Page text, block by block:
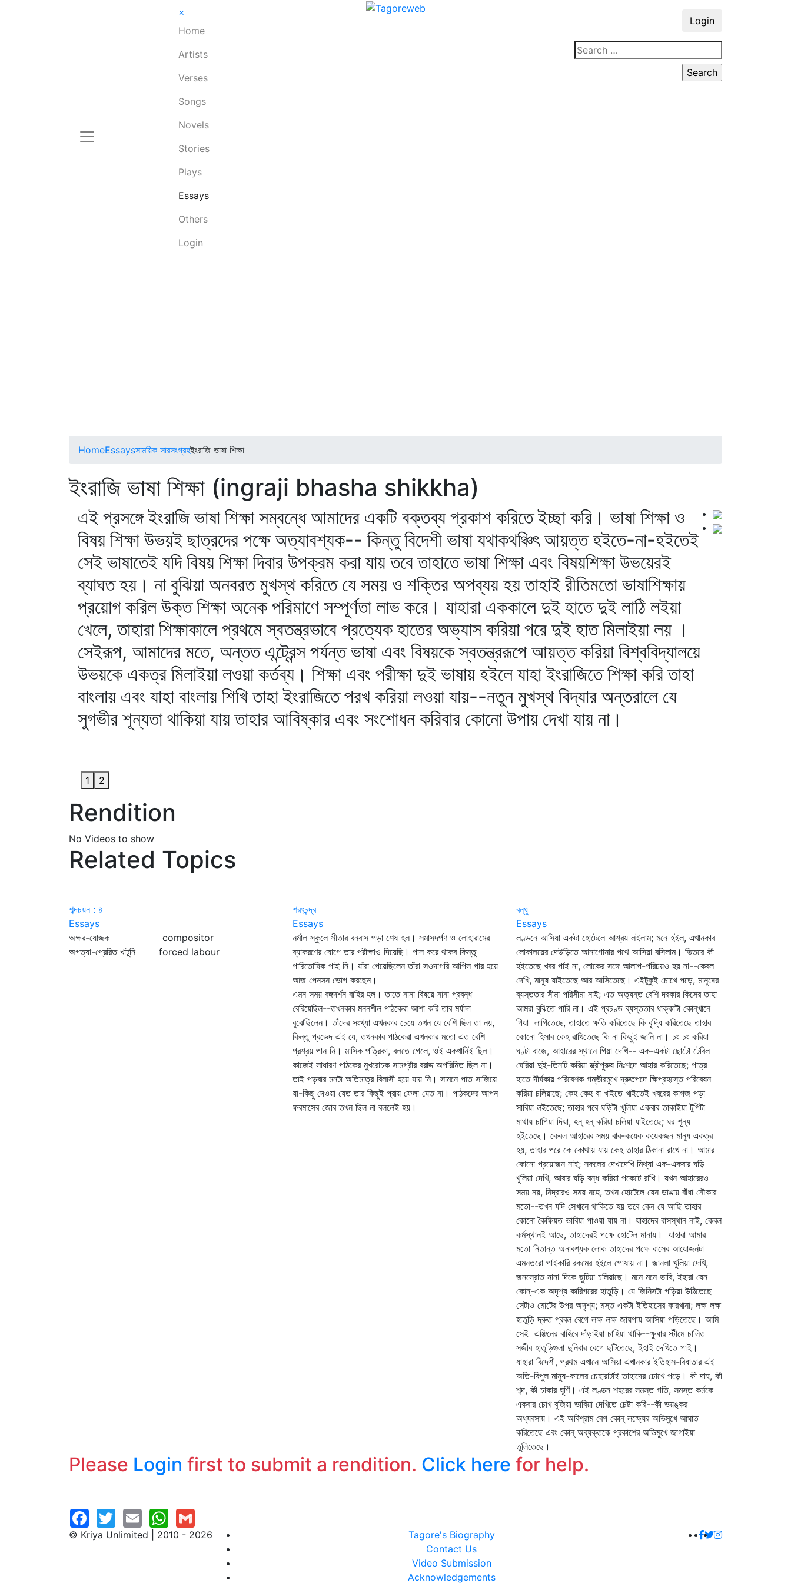
×
Home
Artists
Verses
Songs
Novels
Stories
Plays
Essays
Others
Login
Login
HomeEssaysসাময়িক সারসংগ্রহইংরাজি ভাষা শিক্ষা
ইংরাজি ভাষা শিক্ষা (ingraji bhasha shikkha)
এই প্রসঙ্গে ইংরাজি ভাষা শিক্ষা সম্বন্ধে আমাদের একটি বক্তব্য প্রকাশ করিতে ইচ্ছা করি। ভাষা শিক্ষা ও
বিষয় শিক্ষা উভয়ই ছাত্রদের পক্ষে অত্যাবশ্যক-- কিন্তু বিদেশী ভাষা যথাকথঞ্চিৎ আয়ত্ত হইতে-না-হইতেই
সেই ভাষাতেই যদি বিষয় শিক্ষা দিবার উপক্রম করা যায় তবে তাহাতে ভাষা শিক্ষা এবং বিষয়শিক্ষা উভয়েরই
ব্যাঘত হয়। না বুঝিয়া অনবরত মুখস্থ করিতে যে সময় ও শক্তির অপব্যয় হয় তাহাই রীতিমতো ভাষাশিক্ষায়
প্রয়োগ করিল উক্ত শিক্ষা অনেক পরিমাণে সম্পূর্ণতা লাভ করে। যাহারা এককালে দুই হাতে দুই লাঠি লইয়া
খেলে, তাহারা শিক্ষাকালে প্রথমে স্বতন্ত্রভাবে প্রত্যেক হাতের অভ্যাস করিয়া পরে দুই হাত মিলাইয়া লয় ।
সেইরূপ, আমাদের মতে, অন্তত এন্ট্রেন্স পর্যন্ত ভাষা এবং বিষয়কে স্বতন্ত্ররূপে আয়ত্ত করিয়া বিশ্ববিদ্যালয়ে
উভয়কে একত্র মিলাইয়া লওয়া কর্তব্য। শিক্ষা এবং পরীক্ষা দুই ভাষায় হইলে যাহা ইংরাজিতে শিক্ষা করি তাহা
বাংলায় এবং যাহা বাংলায় শিখি তাহা ইংরাজিতে পরখ করিয়া লওয়া যায়--নতুন মুখস্থ বিদ্যার অন্তরালে যে
সুগভীর শূন্যতা থাকিয়া যায় তাহার আবিষ্কার এবং সংশোধন করিবার কোনো উপায় দেখা যায় না।
1 2
Rendition
No Videos to show
Related Topics
শব্দচয়ন : ৪
Essays
অক্ষর-যোজক compositor
অগত্যা-প্রেরিত খাটুনি forced labour
শরৎচন্দ্র
Essays
নর্মাল স্কুলে সীতার বনবাস পড়া শেষ হল। সমাসদর্পণ ও লোহারামের
ব্যাকরণের যোগে তার পরীক্ষাও দিয়েছি। পাস করে থাকব কিন্তু
পারিতোষিক পাই নি। যাঁরা পেয়েছিলেন তাঁরা সওদাগরি আপিস পার হয়ে
আজ পেনসন ভোগ করছেন।
এমন সময় বঙ্গদর্শন বাহির হল। তাতে নানা বিষয়ে নানা প্রবন্ধ
বেরিয়েছিল--তখনকার মননশীল পাঠকেরা আশা করি তার মর্যাদা
বুঝেছিলেন। তাঁদের সংখ্যা এখনকার চেয়ে তখন যে বেশি ছিল তা নয়,
কিন্তু প্রভেদ এই যে, তখনকার পাঠকেরা এখনকার মতো এত বেশি
প্রশ্রয় পান নি। মাসিক পত্রিকা, বলতে গেলে, ওই একখানিই ছিল।
কাজেই সাধারণ পাঠকের মুখরোচক সামগ্রীর বরাদ্দ অপরিমিত ছিল না।
তাই পড়বার মনটা অতিমাত্র বিলাসী হয়ে যায় নি। সামনে পাত সাজিয়ে
যা-কিছু দেওয়া যেত তার কিছুই প্রায় ফেলা যেত না। পাঠকদের আপন
ফরমাসের জোর তখন ছিল না বললেই হয়।
বন্ধু
Essays
লণ্ডনে আসিয়া একটা হোটেলে আশ্রয় লইলাম; মনে হইল, এখানকার
লোকালয়ের দেউড়িতে আনাগোনার পথে আসিয়া বসিলাম। ভিতরে কী
হইতেছে খবর পাই না, লোকের সঙ্গে আলাপ-পরিচয়ও হয় না--কেবল
দেখি, মানুষ যাইতেছে আর আসিতেছে। এইটুকুই চোখে পড়ে, মানুষের
ব্যস্ততার সীমা পরিসীমা নাই; এত অত্যন্ত বেশি দরকার কিসের তাহা
আমরা বুঝিতে পারি না। এই প্রচণ্ড ব্যস্ততার ধাক্কাটা কোন্‌খানে
গিয়া লাগিতেছে, তাহাতে ক্ষতি করিতেছে কি বৃদ্ধি করিতেছে তাহার
কোনো হিসাব কেহ রাখিতেছে কি না কিছুই জানি না। ঢং ঢং করিয়া
ঘণ্টা বাজে, আহারের স্থানে গিয়া দেখি-- এক-একটা ছোটো টেবিল
ঘেরিয়া দুই-তিনটি করিয়া স্ত্রীপুরুষ নিঃশব্দে আহার করিতেছে; পাত্র
হাতে দীর্ঘকায় পরিবেশক গম্ভীরমুখে দ্রুতপদে ক্ষিপ্রহস্তে পরিবেষন
করিয়া চলিয়াছে; কেহ কেহ বা খাইতে খাইতেই খবরের কাগজ পড়া
সারিয়া লইতেছে; তাহার পরে ঘড়িটা খুলিয়া একবার তাকাইয়া টুপিটা
মাথায় চাপিয়া দিয়া, হন্‌ হন্‌ করিয়া চলিয়া যাইতেছে; ঘর শূন্য
হইতেছে। কেবল আহারের সময় বার-কয়েক কয়েকজন মানুষ একত্র
হয়, তাহার পরে কে কোথায় যায় কেহ তাহার ঠিকানা রাখে না। আমার
কোনো প্রয়োজন নাই; সকলের দেখাদেখি মিথ্যা এক-একবার ঘড়ি
খুলিয়া দেখি, আবার ঘড়ি বন্ধ করিয়া পকেটে রাখি। যখন আহারেরও
সময় নয়, নিদ্রারও সময় নহে, তখন হোটেলে যেন ডাঙায় বাঁধা নৌকার
মতো--তখন যদি সেখানে থাকিতে হয় তবে কেন যে আছি তাহার
কোনো কৈফিয়ত ভাবিয়া পাওয়া যায় না। যাহাদের বাসস্থান নাই, কেবল
কর্মস্থানই আছে, তাহাদেরই পক্ষে হোটেল মানায়। যাহারা আমার
মতো নিতান্ত অনাবশ্যক লোক তাহাদের পক্ষে বাসের আয়োজনটা
এমনতরো পাইকারি রকমের হইলে পোষায় না। জানলা খুলিয়া দেখি,
জনস্রোত নানা দিকে ছুটিয়া চলিয়াছে। মনে মনে ভাবি, ইহারা যেন
কোন্‌-এক অদৃশ্য কারিগরের হাতুড়ি। যে জিনিসটা গড়িয়া উঠিতেছে
সেটাও মোটের উপর অদৃশ্য; মস্ত একটা ইতিহাসের কারখানা; লক্ষ লক্ষ
হাতুড়ি দ্রুত প্রবল বেগে লক্ষ লক্ষ জায়গায় আসিয়া পড়িতেছে। আমি
সেই এঞ্জিনের বাহিরে দাঁড়াইয়া চাহিয়া থাকি--ক্ষুধার স্টীমে চালিত
সজীব হাতুড়িগুলা দুনিবার বেগে ছটিতেছে, ইহাই দেখিতে পাই।
যাহারা বিদেশী, প্রথম এখানে আসিয়া এখানকার ইতিহাস-বিধাতার এই
অতি-বিপুল মানুষ-কালের চেহারাটাই তাহাদের চোখে পড়ে। কী দাহ, কী
শব্দ, কী চাকার ঘূর্ণি। এই লণ্ডন শহরের সমস্ত গতি, সমস্ত কর্মকে
একবার চোখ বুজিয়া ভাবিয়া দেখিতে চেষ্টা করি--কী ভয়ঙ্কর
অধ্যবসায়। এই অবিশ্রাম বেগ কোন্‌ লক্ষ্যের অভিমুখে আঘাত
করিতেছে এবং কোন্‌ অব্যক্তকে প্রকাশের অভিমুখে জাগাইয়া
তুলিতেছে।
Please Login first to submit a rendition. Click here for help.
© Kriya Unlimited | 2010 - 2026
Tagore's Biography
Contact Us
Video Submission
Acknowledgements